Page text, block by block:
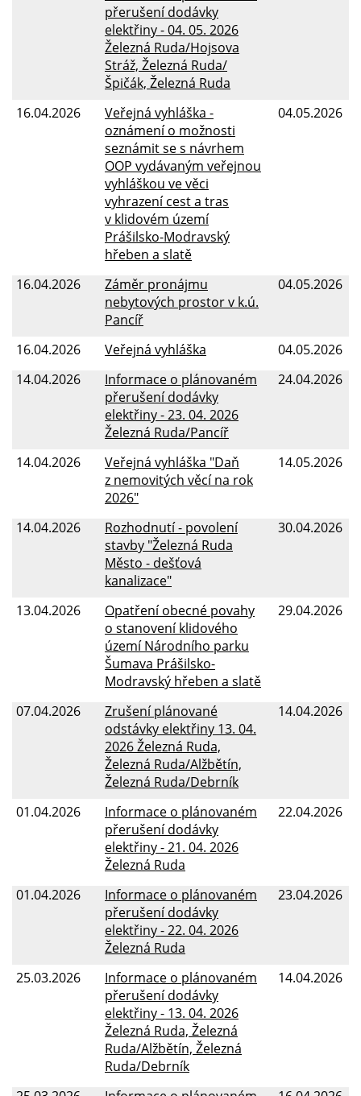
přerušení dodávky
elektřiny - 04. 05. 2026
Železná Ruda/Hojsova
Stráž, Železná Ruda/
Špičák, Železná Ruda
16.04.2026
04.05.2026
Veřejná vyhláška -
oznámení o možnosti
seznámit se s návrhem
OOP vydávaným veřejnou
vyhláškou ve věci
vyhrazení cest a tras
v klidovém území
Prášilsko-Modravský
hřeben a slatě
16.04.2026
04.05.2026
Záměr pronájmu
nebytových prostor v k.ú.
Pancíř
16.04.2026
04.05.2026
Veřejná vyhláška
14.04.2026
24.04.2026
Informace o plánovaném
přerušení dodávky
elektřiny - 23. 04. 2026
Železná Ruda/Pancíř
14.04.2026
14.05.2026
Veřejná vyhláška "Daň
z nemovitých věcí na rok
2026"
14.04.2026
30.04.2026
Rozhodnutí - povolení
stavby "Železná Ruda
Město - dešťová
kanalizace"
13.04.2026
29.04.2026
Opatření obecné povahy
o stanovení klidového
území Národního parku
Šumava Prášilsko-
Modravský hřeben a slatě
07.04.2026
14.04.2026
Zrušení plánované
odstávky elektřiny 13. 04.
2026 Železná Ruda,
Železná Ruda/Alžbětín,
Železná Ruda/Debrník
01.04.2026
22.04.2026
Informace o plánovaném
přerušení dodávky
elektřiny - 21. 04. 2026
Železná Ruda
01.04.2026
23.04.2026
Informace o plánovaném
přerušení dodávky
elektřiny - 22. 04. 2026
Železná Ruda
25.03.2026
14.04.2026
Informace o plánovaném
přerušení dodávky
elektřiny - 13. 04. 2026
Železná Ruda, Železná
Ruda/Alžbětín, Železná
Ruda/Debrník